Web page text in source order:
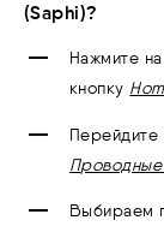
(Saphi)?
Нажмите
кнопку
Перейдите
П
Выбираем